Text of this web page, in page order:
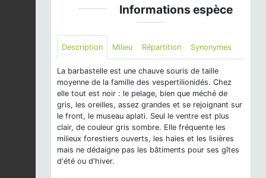
Informations espèce
Description Milieu Répartition Synonymes
La barbastelle est une chauve souris de taille
moyenne de la famille des vespertilionidés. Chez
elle tout est noir : le pelage, bien que méché de
gris, les oreilles, assez grandes et se rejoignant sur
le front, le museau aplati. Seul le ventre est plus
clair, de couleur gris sombre. Elle fréquente les
milieux forestiers ouverts, les haies et les lisières
mais ne dédaigne pas les bâtiments pour ses gîtes
d'été ou d'hiver.